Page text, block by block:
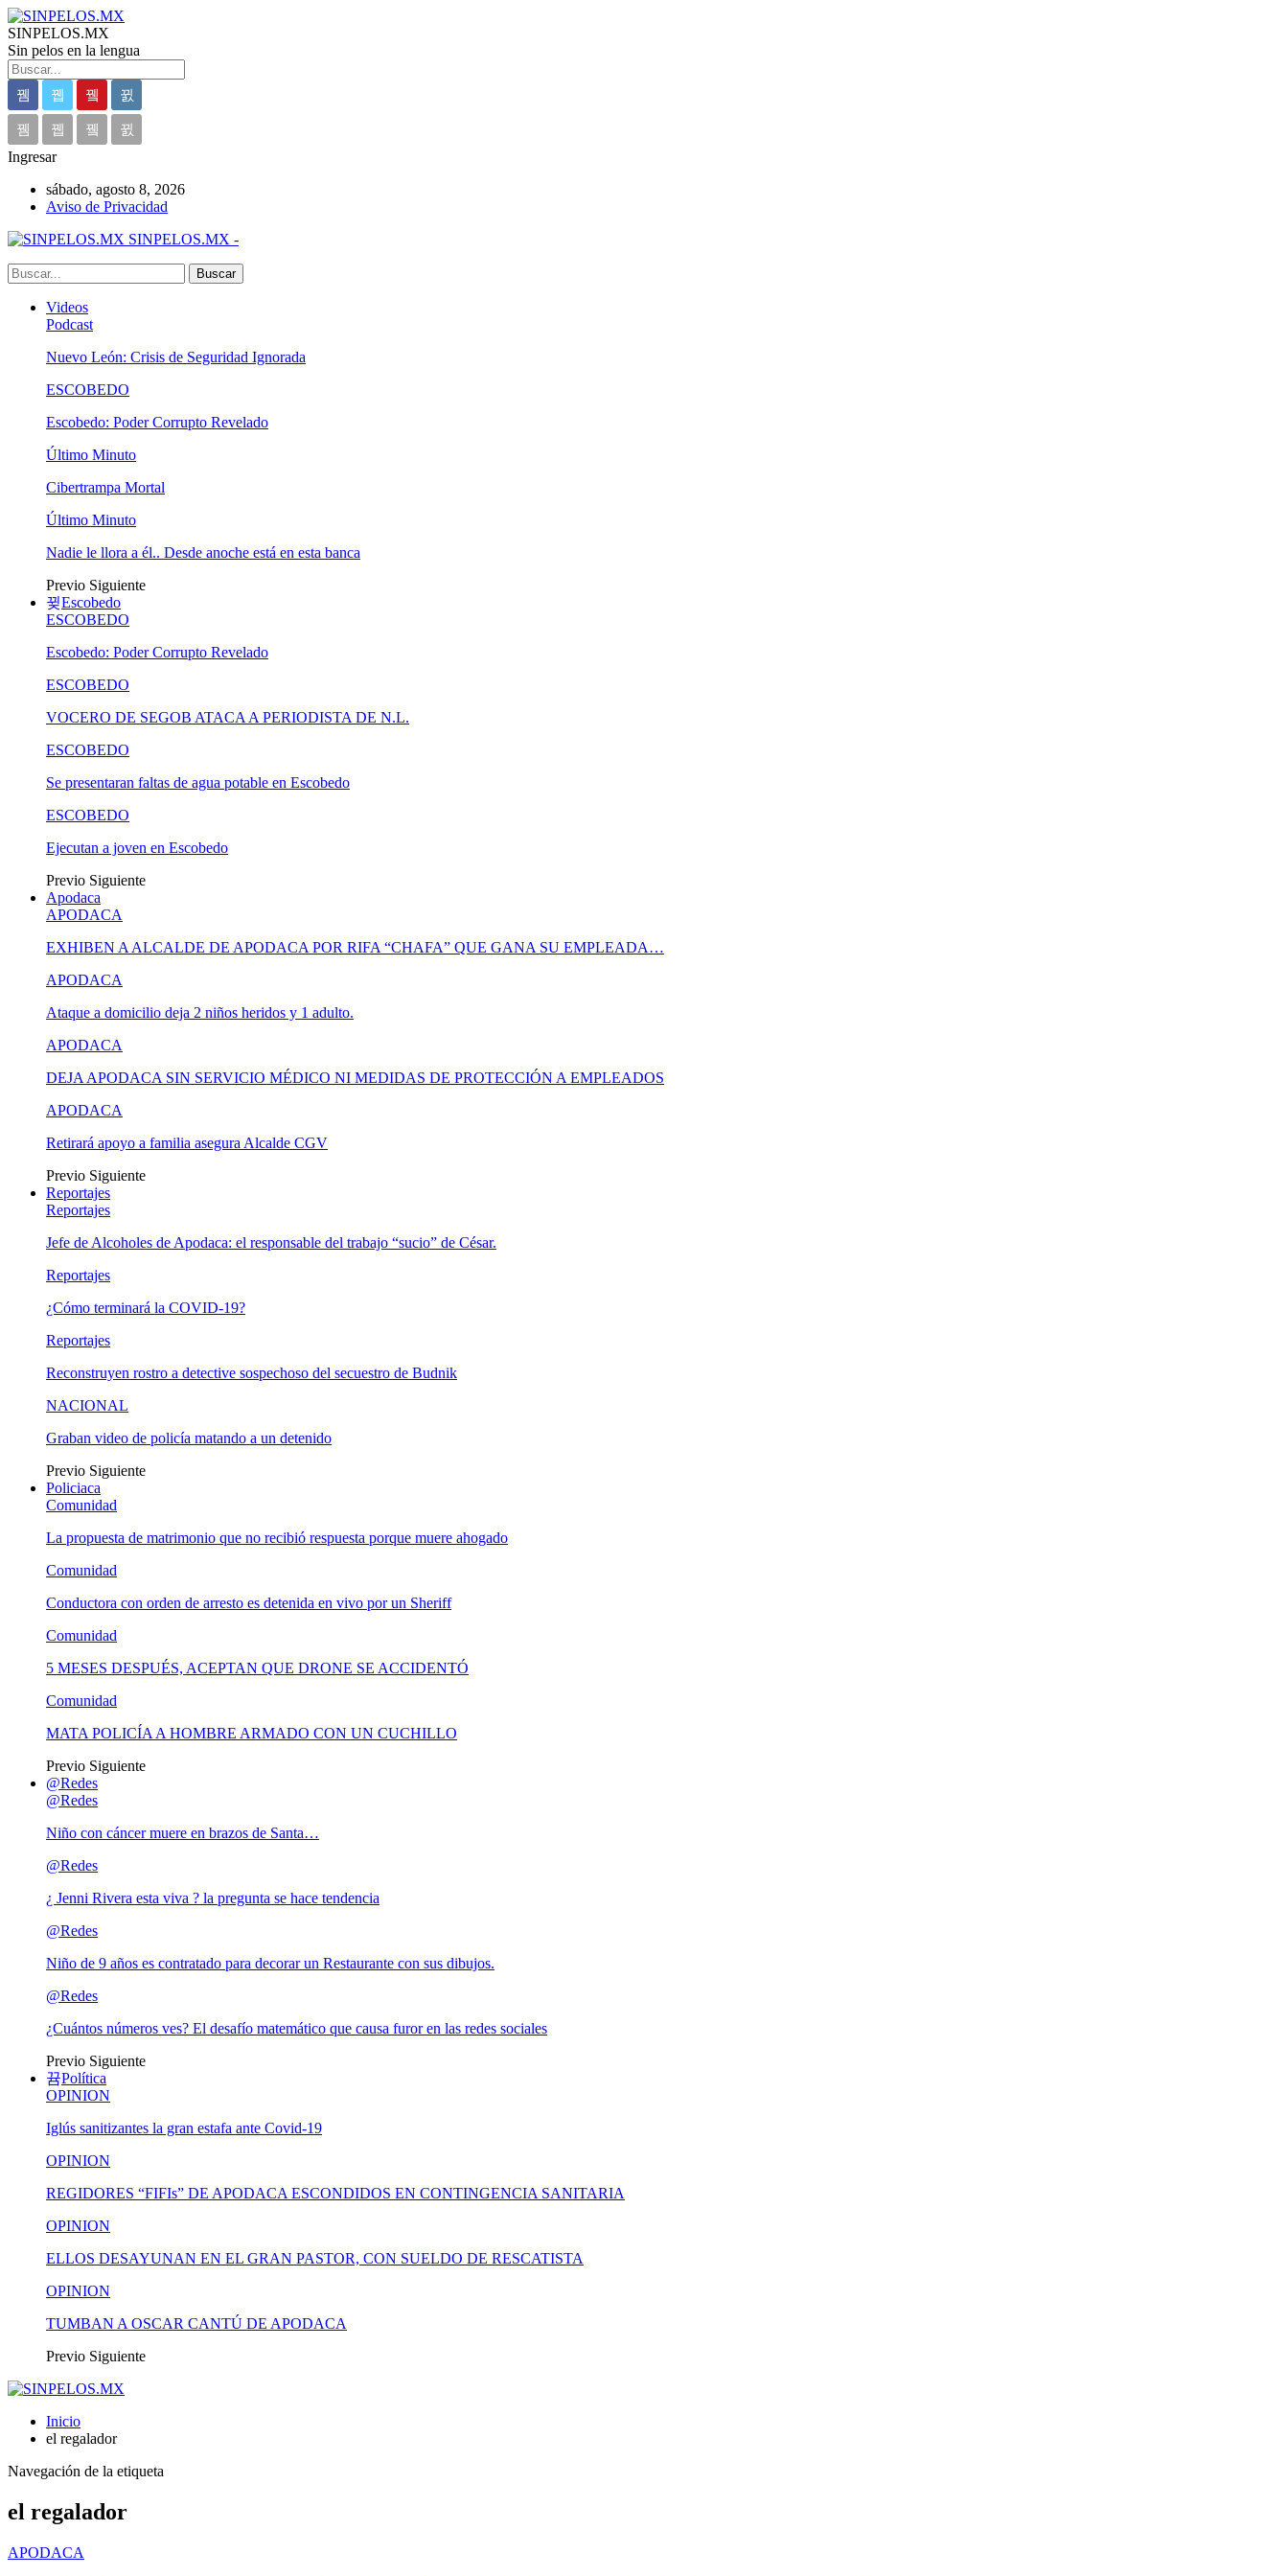
SINPELOS.MX
Sin pelos en la lengua
Ingresar
sábado, agosto 8, 2026
Aviso de Privacidad
SINPELOS.MX -
Videos
Podcast
Nuevo León: Crisis de Seguridad Ignorada
ESCOBEDO
Escobedo: Poder Corrupto Revelado
Último Minuto
Cibertrampa Mortal
Último Minuto
Nadie le llora a él.. Desde anoche está en esta banca
Previo Siguiente
Escobedo
ESCOBEDO
Escobedo: Poder Corrupto Revelado
ESCOBEDO
VOCERO DE SEGOB ATACA A PERIODISTA DE N.L.
ESCOBEDO
Se presentaran faltas de agua potable en Escobedo
ESCOBEDO
Ejecutan a joven en Escobedo
Previo Siguiente
Apodaca
APODACA
EXHIBEN A ALCALDE DE APODACA POR RIFA “CHAFA” QUE GANA SU EMPLEADA…
APODACA
Ataque a domicilio deja 2 niños heridos y 1 adulto.
APODACA
DEJA APODACA SIN SERVICIO MÉDICO NI MEDIDAS DE PROTECCIÓN A EMPLEADOS
APODACA
Retirará apoyo a familia asegura Alcalde CGV
Previo Siguiente
Reportajes
Reportajes
Jefe de Alcoholes de Apodaca: el responsable del trabajo “sucio” de César.
Reportajes
¿Cómo terminará la COVID-19?
Reportajes
Reconstruyen rostro a detective sospechoso del secuestro de Budnik
NACIONAL
Graban video de policía matando a un detenido
Previo Siguiente
Policiaca
Comunidad
La propuesta de matrimonio que no recibió respuesta porque muere ahogado
Comunidad
Conductora con orden de arresto es detenida en vivo por un Sheriff
Comunidad
5 MESES DESPUÉS, ACEPTAN QUE DRONE SE ACCIDENTÓ
Comunidad
MATA POLICÍA A HOMBRE ARMADO CON UN CUCHILLO
Previo Siguiente
@Redes
@Redes
Niño con cáncer muere en brazos de Santa…
@Redes
¿ Jenni Rivera esta viva ? la pregunta se hace tendencia
@Redes
Niño de 9 años es contratado para decorar un Restaurante con sus dibujos.
@Redes
¿Cuántos números ves? El desafío matemático que causa furor en las redes sociales
Previo Siguiente
Política
OPINION
Iglús sanitizantes la gran estafa ante Covid-19
OPINION
REGIDORES “FIFIs” DE APODACA ESCONDIDOS EN CONTINGENCIA SANITARIA
OPINION
ELLOS DESAYUNAN EN EL GRAN PASTOR, CON SUELDO DE RESCATISTA
OPINION
TUMBAN A OSCAR CANTÚ DE APODACA
Previo Siguiente
Inicio
el regalador
Navegación de la etiqueta
el regalador
APODACA